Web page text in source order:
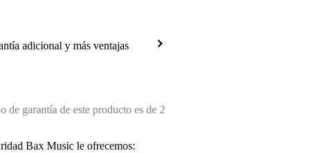
adicional y más ventajas
garantía de este producto es de 2
Bax Music le ofrecemos: